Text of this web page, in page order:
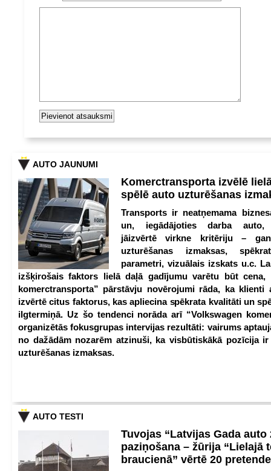
AUTO JAUNUMI
Komerctransporta izvēlē
spēlē auto uzturēšanas
Transports ir neatņemama
un, iegādājoties darba auto,
jāizvērtē virkne kritēriju –
uzturēšanas izmaksas,
parametri, vizuālais izskats u.c.
izšķirošais faktors lielā daļā gadījumu varētu būt cena,
komerctransporta” pārstāvju novērojumi rāda, ka klienti
izvērtē citus faktorus, kas apliecina spēkrata kvalitāti un
ilgtermiņā. Uz šo tendenci norāda arī “Volkswagen
organizētās fokusgrupas intervijas rezultāti: vairums
no dažādām nozarēm atzinuši, ka visbūtiskākā pozīcija ir
uzturēšanas izmaksas.
AUTO TESTI
Tuvojas “Latvijas Gada auto
paziņošana – žūrija “Lielajā
braucienā” vērtē 20